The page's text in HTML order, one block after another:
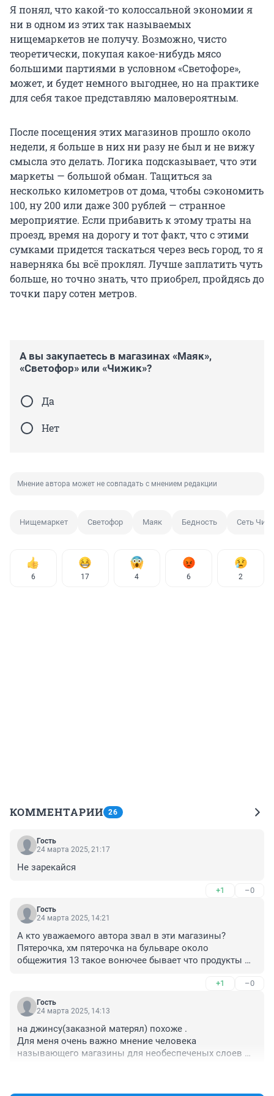
Я понял, что какой-то колоссальной экономии я
ни в одном из этих так называемых
нищемаркетов не получу. Возможно, чисто
теоретически, покупая какое-нибудь мясо
большими партиями в условном «Светофоре»,
может, и будет немного выгоднее, но на практике
для себя такое представляю маловероятным.
После посещения этих магазинов прошло около
недели, я больше в них ни разу не был и не вижу
смысла это делать. Логика подсказывает, что эти
маркеты — большой обман. Тащиться за
несколько километров от дома, чтобы сэкономить
100, ну 200 или даже300 рублей — странное
мероприятие. Если прибавить к этому траты на
проезд, время на дорогу и тот факт, что с этими
сумками придется таскаться через весь город, то я
наверняка бы всё проклял. Лучше заплатить чуть
больше, но точно знать, что приобрел, пройдясь до
точки пару сотен метров.
А вы закупаетесь в магазинах «Маяк»,
«Светофор» или «Чижик»?
Да
Нет
Мнение автора может не совпадать с мнением редакции
Нищемаркет Светофор Маяк Бедность Сеть
6 17 4 6 2
КОММЕНТАРИИ 26
Гость
24 марта 2025, 21:17
Не зарекайся
+1 –0
Гость
24 марта 2025, 14:21
А кто уважаемого автора звал в эти магазины?
Пятерочка, хм пятерочка на бульваре около
общежития 13 такое вонючее бывает что продукты
санитария. Вас туда не звали за хлебушком и не
ходите дальше.
А МЫ ПОЙДЁМ.
+1 –0
Гость
24 марта 2025, 14:13
на джинсу(заказной матерял) похоже .
Для меня очень важно мнение человека
называющего магазины для необеспеченых слоев